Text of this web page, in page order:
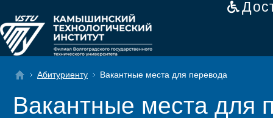
Абитуриенту Вакантные места для перевода
Вакантные места для